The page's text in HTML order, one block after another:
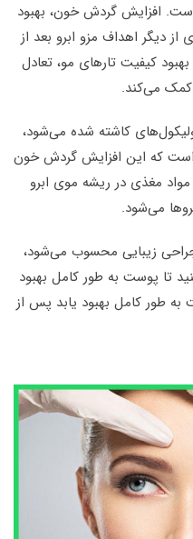
افزایش گردش خون، بهبود
دیگر اهداف مزو ابرو بعد از
کیفیت تارهای مو، تعادل
می‌کند.
کاشته شده می‌شود،
است که این افزایش گردش خون
مغذی در ریشه موی ابرو
می‌شود.
زیبایی محسوب می‌شود،
۴ هفته صبر کنید تا پوست به طور کامل بهبود
طور کامل بهبود یابد پس از